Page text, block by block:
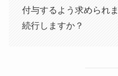
付与するよう求められま
続行しますか？